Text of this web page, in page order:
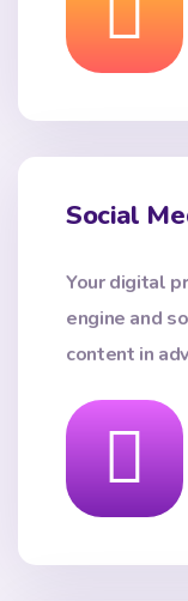
Social
Your digital
engine and
content in